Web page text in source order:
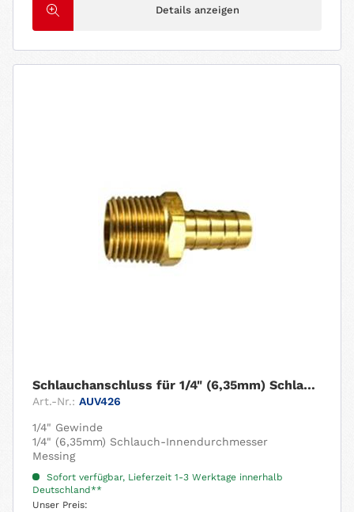
Details anzeigen
Schlauchanschluss für 1/4" (6,35mm) Schlauch....
Art.-Nr.: AUV426
1/4" Gewinde
1/4" (6,35mm) Schlauch-Innendurchmesser
Messing
Sofort verfügbar, Lieferzeit 1-3 Werktage innerhalb
Deutschland**
Unser Preis: